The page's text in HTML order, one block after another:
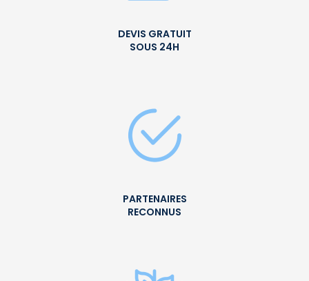
DEVIS GRATUIT
SOUS 24H
PARTENAIRES
RECONNUS